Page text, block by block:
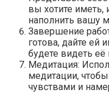
вы хотите иметь,
наполнить вашу
Завершение
готова, дайте ей
будете видеть
Медитация:
медитации,
чувствами и